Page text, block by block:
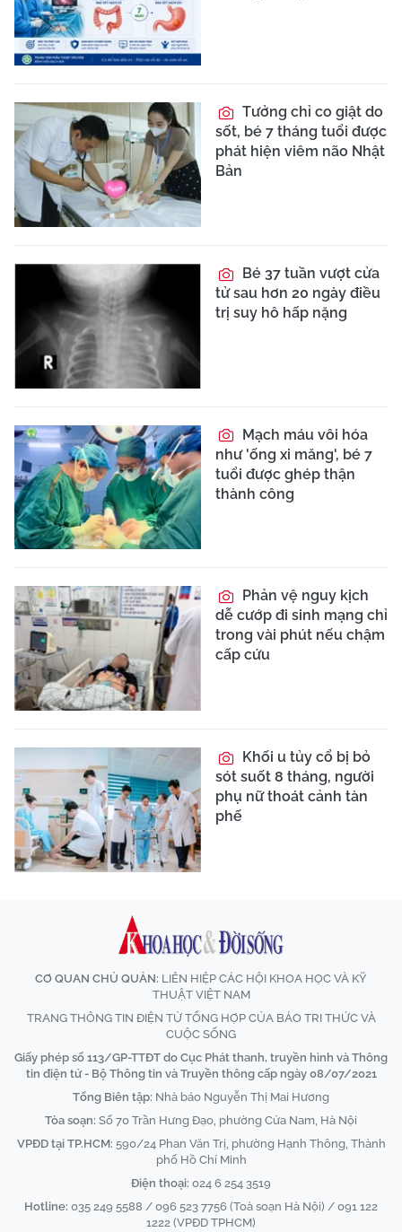
Tưởng chỉ co giật do
sốt, bé 7 tháng tuổi được
phát hiện viêm não Nhật
Bản
Bé 37 tuần vượt cửa
tử sau hơn 20 ngày điều
trị suy hô hấp nặng
Mạch máu vôi hóa
như 'ống xi măng', bé 7
tuổi được ghép thận
thành công
Phản vệ nguy kịch
dễ cướp đi sinh mạng chỉ
trong vài phút nếu chậm
cấp cứu
Khối u tủy cổ bị bỏ
sót suốt 8 tháng, người
phụ nữ thoát cảnh tàn
phế
CƠ QUAN CHỦ QUẢN: LIÊN HIỆP CÁC HỘI KHOA HỌC VÀ KỸ
THUẬT VIỆT NAM
TRANG THÔNG TIN ĐIỆN TỬ TỔNG HỢP CỦA BÁO TRI THỨC VÀ
CUỘC SỐNG
Giấy phép số 113/GP-TTĐT do Cục Phát thanh, truyền hình và Thông
tin điện tử - Bộ Thông tin và Truyền thông cấp ngày 08/07/2021
Tổng Biên tập: Nhà báo Nguyễn Thị Mai Hương
Tòa soạn: Số 70 Trần Hưng Đạo, phường Cửa Nam, Hà Nội
VPĐD tại TP.HCM: 590/24 Phan Văn Trị, phường Hạnh Thông, Thành
phố Hồ Chí Minh
Điện thoại: 024 6 254 3519
Hotline: 035 249 5588 / 096 523 7756 (Toà soạn Hà Nội) / 091 122
1222 (VPĐD TPHCM)